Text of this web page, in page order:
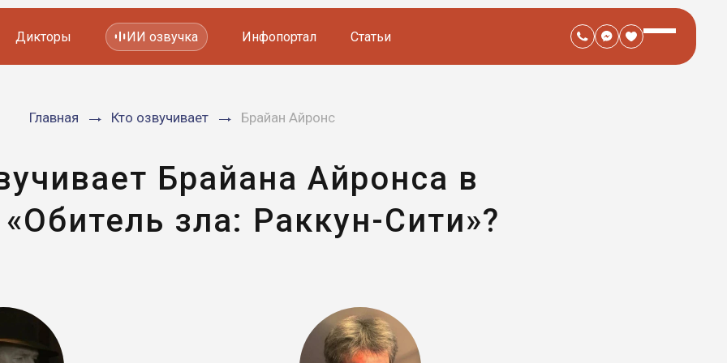
Мультфильмов
Дикторы ИИ озвучка Инфопортал Статьи
Главная Кто озвучивает Брайан Айронс
Брайана Айронса в
зла: Раккун-Сити»?